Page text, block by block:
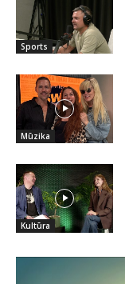
Sports
Mūzika
Kultūra